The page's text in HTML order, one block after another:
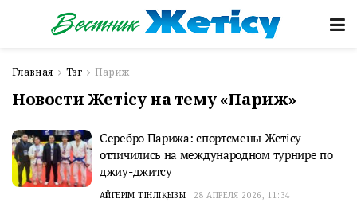
Главная Тэг Париж
Новости Жетісу на тему «Париж»
Серебро Парижа: спортсмены Жетісу
отличились на международном турнире по
джиу-джитсу
АЙГЕРІМ ТІНӘЛІҚЫЗЫ 28 АПРЕЛЯ 2026, 11:34